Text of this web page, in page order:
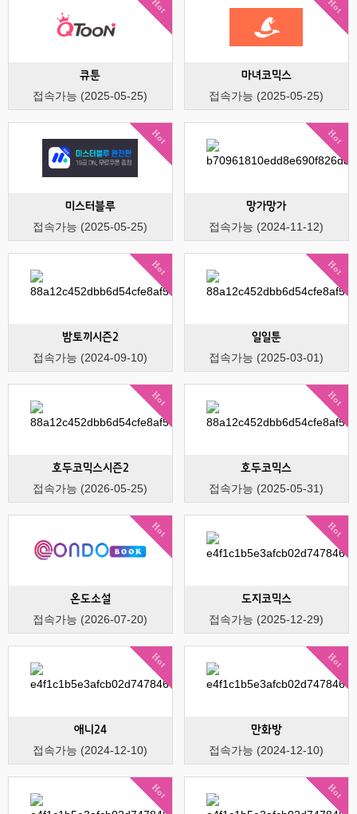
Hot
큐툰
접속가능 (2025-05-25)
Hot
마녀코믹스
접속가능 (2025-05-25)
Hot
미스터블루
접속가능 (2025-05-25)
Hot
망가망가
접속가능 (2024-11-12)
Hot
밤토끼시즌2
접속가능 (2024-09-10)
Hot
일일툰
접속가능 (2025-03-01)
Hot
호두코믹스시즌2
접속가능 (2026-05-25)
Hot
호두코믹스
접속가능 (2025-05-31)
Hot
온도소설
접속가능 (2026-07-20)
Hot
도지코믹스
접속가능 (2025-12-29)
Hot
애니24
접속가능 (2024-12-10)
Hot
만화방
접속가능 (2024-12-10)
Hot Hot